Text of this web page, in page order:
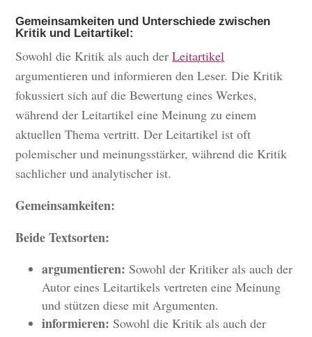
Gemeinsamkeiten und Unterschiede zwischen
Kritik und Leitartikel:
Sowohl die Kritik als auch derLeitartikel
argumentieren und informieren den Leser. Die Kritik
fokussiert sich auf die Bewertung eines Werkes,
während der Leitartikel eine Meinung zu einem
aktuellen Thema vertritt. Der Leitartikel ist oft
polemischer und meinungsstärker, während die Kritik
sachlicher und analytischer ist.
Gemeinsamkeiten:
Beide Textsorten:
argumentieren: Sowohl der Kritiker als auch der
Autor eines Leitartikels vertreten eine Meinung
und stützen diese mit Argumenten.
informieren: Sowohl die Kritik als auch der